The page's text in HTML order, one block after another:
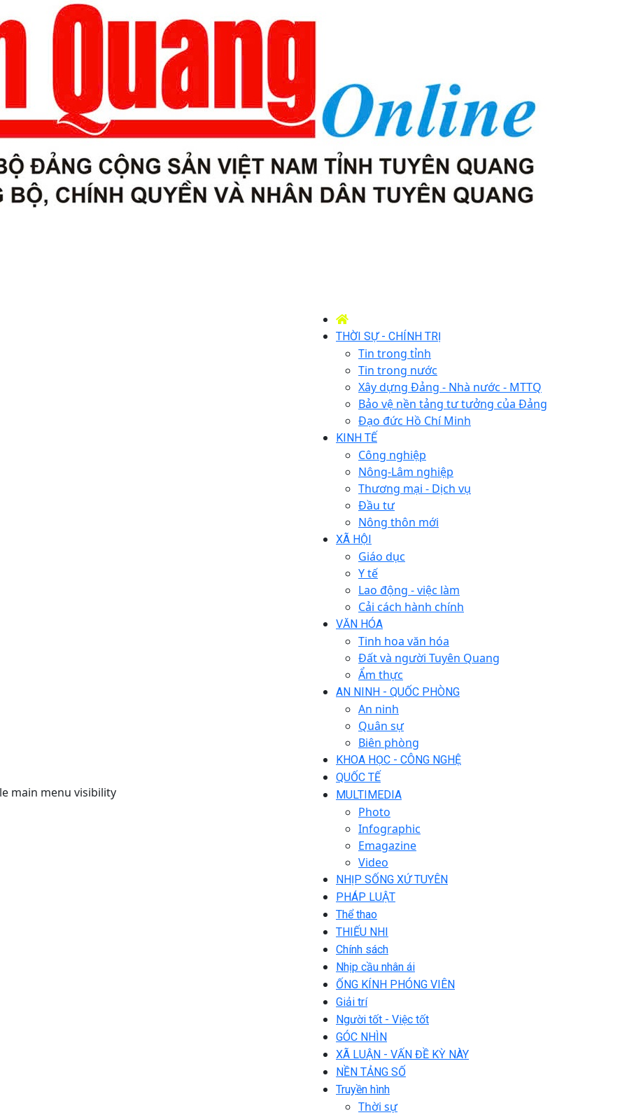
main menu visibility
THỜI SỰ - CHÍNH TRỊ
Tin trong tỉnh
Tin trong nước
Xây dựng Đảng - Nhà nước - MTTQ
Bảo vệ nền tảng tư tưởng của Đảng
Đạo đức Hồ Chí Minh
KINH TẾ
Công nghiệp
Nông-Lâm nghiệp
Thương mại - Dịch vụ
Đầu tư
Nông thôn mới
XÃ HỘI
Giáo dục
Y tế
Lao động - việc làm
Cải cách hành chính
VĂN HÓA
Tinh hoa văn hóa
Đất và người Tuyên Quang
Ẩm thực
AN NINH - QUỐC PHÒNG
An ninh
Quân sự
Biên phòng
KHOA HỌC - CÔNG NGHỆ
QUỐC TẾ
MULTIMEDIA
Photo
Infographic
Emagazine
Video
NHỊP SỐNG XỨ TUYÊN
PHÁP LUẬT
Thể thao
THIẾU NHI
Chính sách
Nhịp cầu nhân ái
ỐNG KÍNH PHÓNG VIÊN
Giải trí
Người tốt - Việc tốt
GÓC NHÌN
XÃ LUẬN - VẤN ĐỀ KỲ NÀY
NỀN TẢNG SỐ
Truyền hình
Thời sự